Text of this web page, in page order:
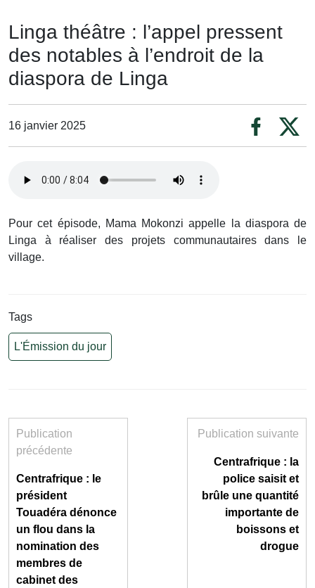
Linga théâtre : l’appel pressent
des notables à l’endroit de la
diaspora de Linga
16 janvier 2025
Pour cet épisode, Mama Mokonzi appelle la diaspora de
Linga à réaliser des projets communautaires dans le
village.
Tags
L'Émission du jour
Publication
précédente
Centrafrique : le
président
Touadéra dénonce
un flou dans la
nomination des
membres de
cabinet des
Publication suivante
Centrafrique : la
police saisit et
brûle une quantité
importante de
boissons et
drogue